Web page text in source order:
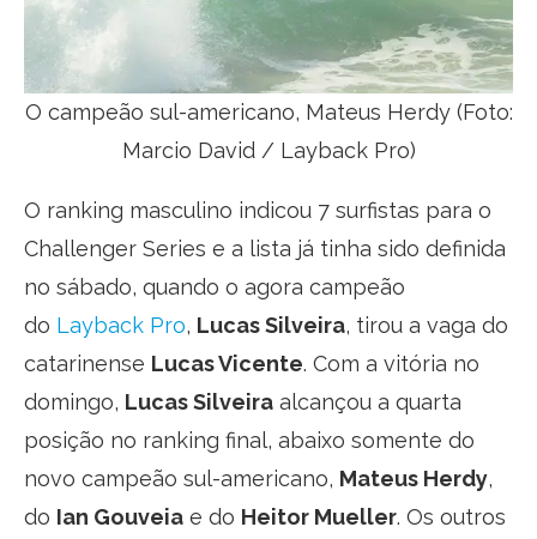
O campeão sul-americano, Mateus Herdy (Foto:
Marcio David / Layback Pro)
O ranking masculino indicou 7 surfistas para o
Challenger Series e a lista já tinha sido definida
no sábado, quando o agora campeão
do Layback Pro, Lucas Silveira, tirou a vaga do
catarinense Lucas Vicente. Com a vitória no
domingo, Lucas Silveira alcançou a quarta
posição no ranking final, abaixo somente do
novo campeão sul-americano, Mateus Herdy,
do Ian Gouveia e do Heitor Mueller. Os outros